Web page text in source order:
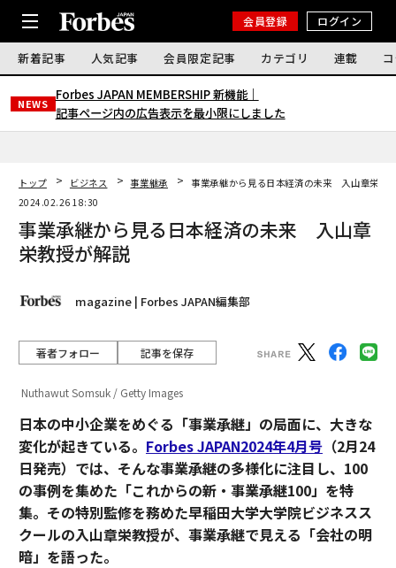
会員登録 ログイン
新着記事 人気記事 会員限定記事 カテゴリ 連載
NEWS
Forbes JAPAN MEMBERSHIP 新機能｜
記事ページ内の広告表示を最小限にしました
トップ ビジネス 事業継承
事業承継から見る日本経済の未来 入山章栄教
2024.02.26 18:30
事業承継から見る日本経済の未来 入山章
栄教授が解説
magazine | Forbes JAPAN編集部
著者フォロー 記事を保存
Nuthawut Somsuk / Getty Images
日本の中小企業をめぐる「事業承継」の局面に、大きな
変化が起きている。 Forbes JAPAN2024年4月号（2月24
日発売）では、そんな事業承継の多様化に注目し、100
の事例を集めた「これからの新・事業承継100」を特
集。その特別監修を務めた早稲田大学大学院ビジネスス
クールの入山章栄教授が、事業承継で見える「会社の明
暗」を語った。